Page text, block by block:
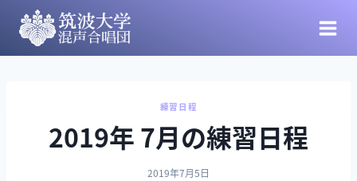
練習日程
2019年 7月の練習日程
2019年7月5日